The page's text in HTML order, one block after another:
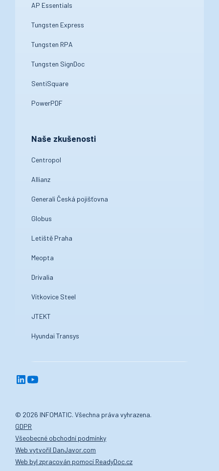
AP Essentials
Tungsten Express
Tungsten RPA
Tungsten SignDoc
SentiSquare
PowerPDF
Naše zkušenosti
Centropol
Allianz
Generali Česká pojišťovna
Globus
Letiště Praha
Meopta
Drivalia
Vítkovice Steel
JTEKT
Hyundai Transys
© 2026 INFOMATIC. Všechna práva vyhrazena.
GDPR
Všeobecné obchodní podmínky
Web vytvořil DanJavor.com
Web byl zpracován pomocí ReadyDoc.cz